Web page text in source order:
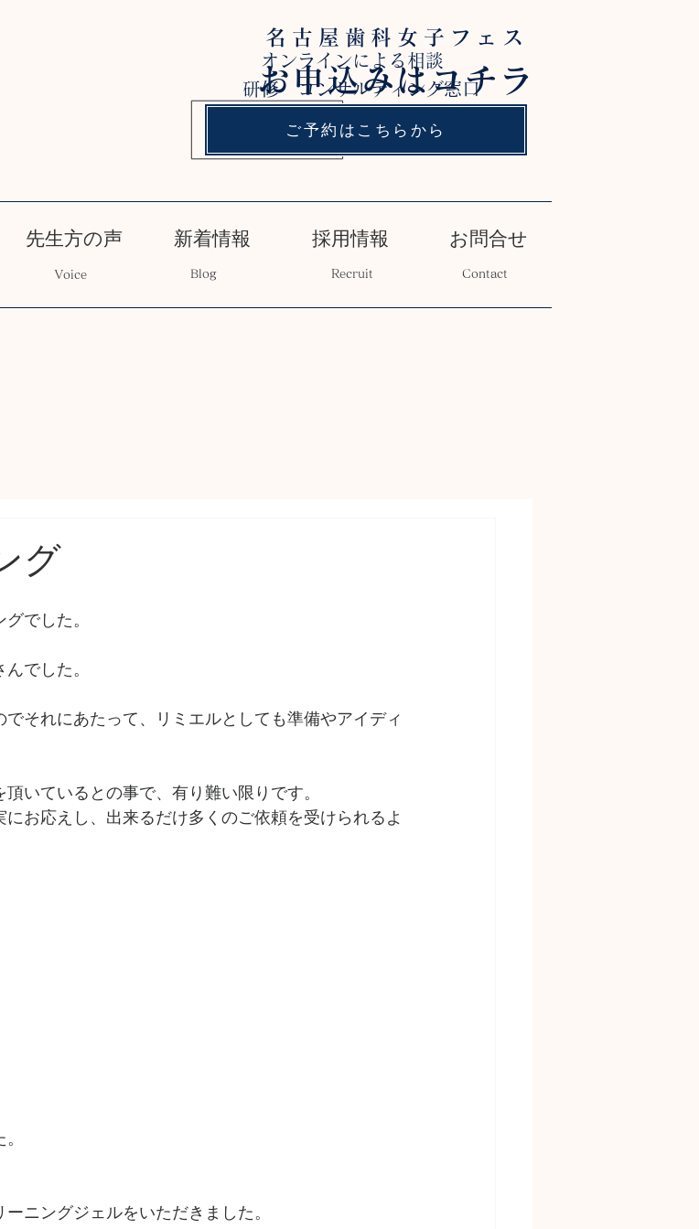
お申込みはコチラ
名古屋歯科女子フェス
オンラインによる相談
研修 コンサルティング窓口
ご予約はこちらから
先生方の声 新着情報 採用情報 お問合せ
Voice Blog Recruit Contact
グ
でした。
でした。
それにあたって、リミエルとしても準備やアイディ
いているとの事で、有り難い限りです。
お応えし、出来るだけ多くのご依頼を受けられるよ
ニングジェルをいただきました。